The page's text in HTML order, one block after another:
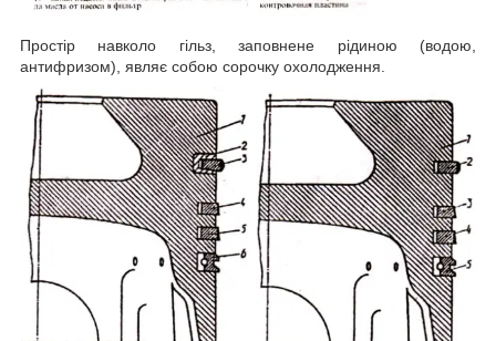
Простір навколо гільз, заповнене рідиною (водою,
антифризом), являє собою сорочку охолодження.